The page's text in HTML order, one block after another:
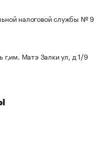
налоговой службы № 9
Матэ Залки ул, д 1/9